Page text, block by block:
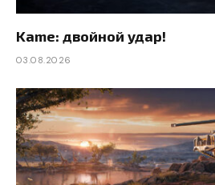
Kame: двойной удар!
03.08.2026